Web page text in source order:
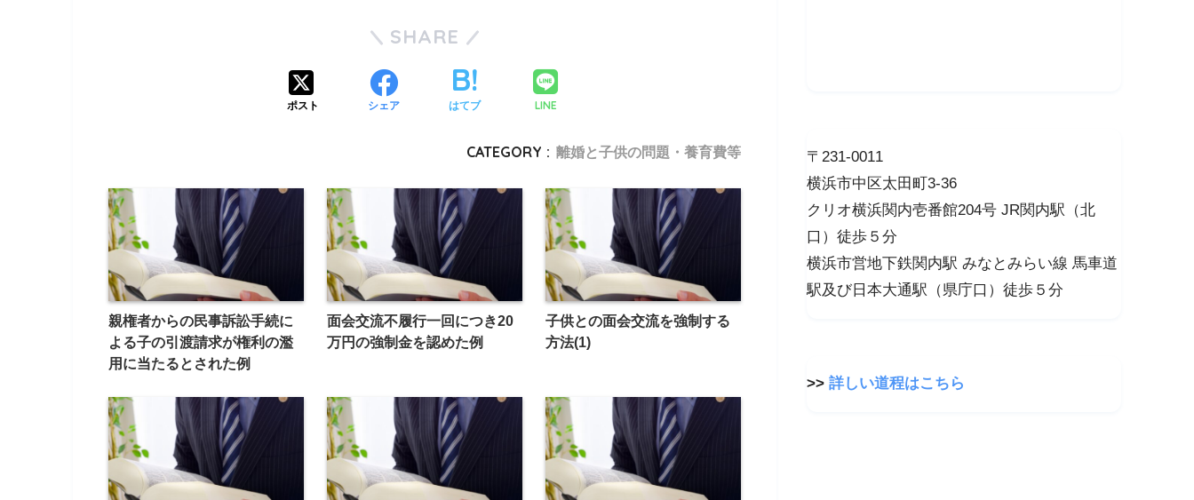
SHARE
ポスト シェア はてブ LINE
CATEGORY : 離婚と子供の問題・養育費等
親権者からの民事訴訟手続に
よる子の引渡請求が権利の濫
用に当たるとされた例
面会交流不履行一回につき20
万円の強制金を認めた例
子供との面会交流を強制する
方法(1)
〒231-0011
横浜市中区太田町3-36
クリオ横浜関内壱番館204号 JR関内駅（北
口）徒歩５分
横浜市営地下鉄関内駅 みなとみらい線 馬車道
駅及び日本大通駅（県庁口）徒歩５分
>> 詳しい道程はこちら